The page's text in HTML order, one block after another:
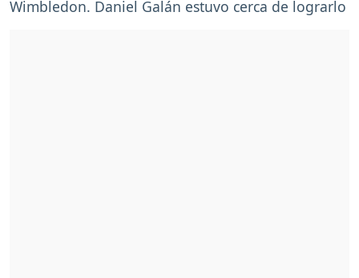
Wimbledon. Daniel Galán estuvo cerca de lograrlo